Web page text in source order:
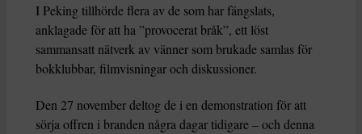
I Peking tillhörde flera av de som har fängslats,
anklagade för att ha ”provocerat bråk”, ett löst
sammansatt nätverk av vänner som brukade samlas för
bokklubbar, filmvisningar och diskussioner.
Den 27 november deltog de i en demonstration för att
sörja offren i branden några dagar tidigare – och denna